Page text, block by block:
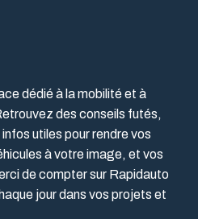
dédié à la mobilité et à
des conseils futés,
utiles pour rendre vos
à votre image, et vos
de compter sur Rapidauto
jour dans vos projets et